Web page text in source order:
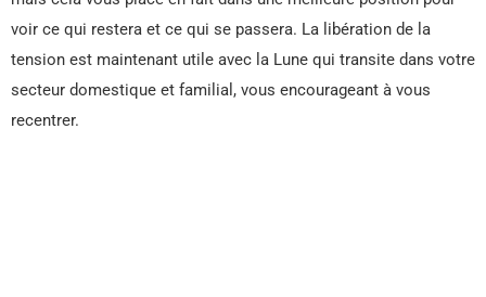
voir ce qui restera et ce qui se passera. La libération de la
tension est maintenant utile avec la Lune qui transite dans votre
secteur domestique et familial, vous encourageant à vous
recentrer.